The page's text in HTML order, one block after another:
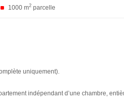
1000 m2 parcelle
uniquement).
indépendant d’une chambre,